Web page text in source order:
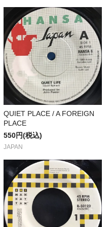
QUIET PLACE / A FOREIGN
PLACE
550円(税込)
JAPAN